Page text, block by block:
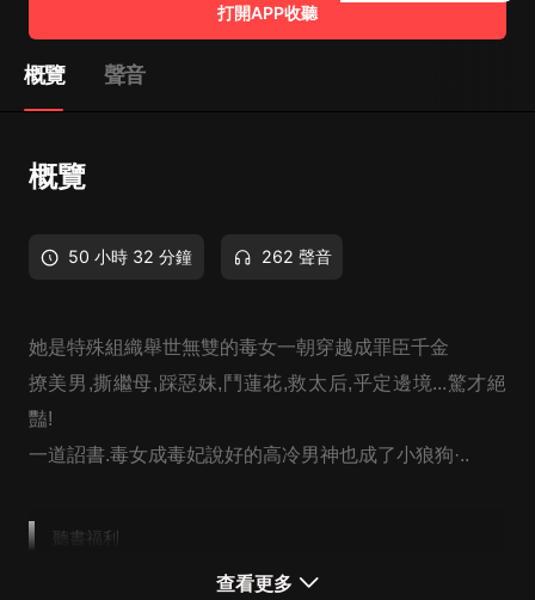
打開APP收聽
概覽 聲音
概覽
50 小時 32 分鐘 262 聲音
她是特殊組織舉世無雙的毒女一朝穿越成罪臣千金
撩美男,撕繼母,踩惡妹,鬥蓮花,救太后,乎定邊境...驚才絕
豔!
一道詔書.毒女成毒妃說好的高冷男神也成了小狼狗·..
聽書福利
查看更多